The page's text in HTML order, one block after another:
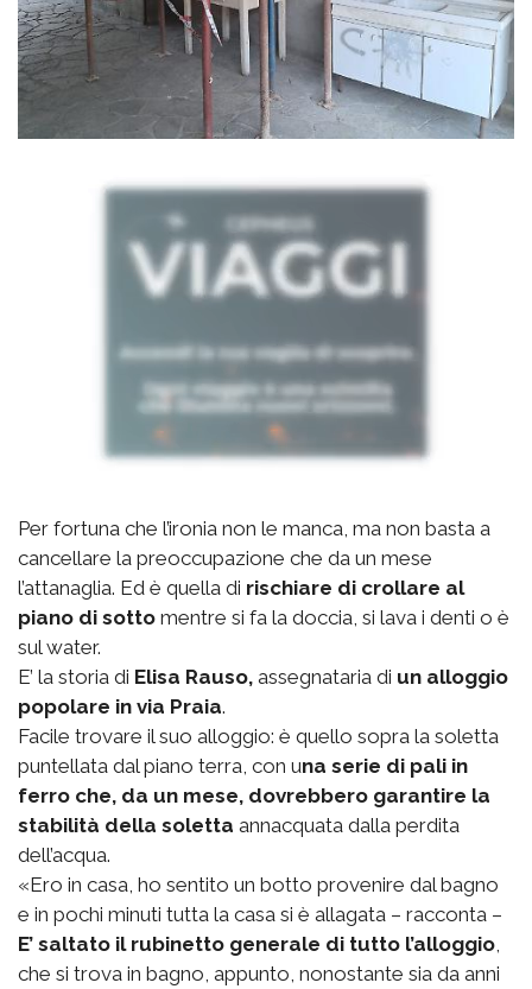
Per fortuna che l’ironia non le manca, ma non basta a
cancellare la preoccupazione che da un mese
l’attanaglia. Ed è quella di rischiare di crollare al
piano di sotto mentre si fa la doccia, si lava i denti o è
sul water.
E’ la storia di Elisa Rauso, assegnataria di un alloggio
popolare in via Praia.
Facile trovare il suo alloggio: è quello sopra la soletta
puntellata dal piano terra, con una serie di pali in
ferro che, da un mese, dovrebbero garantire la
stabilità della soletta annacquata dalla perdita
dell’acqua.
«Ero in casa, ho sentito un botto provenire dal bagno
e in pochi minuti tutta la casa si è allagata – racconta –
E’ saltato il rubinetto generale di tutto l’alloggio,
che si trova in bagno, appunto, nonostante sia da anni